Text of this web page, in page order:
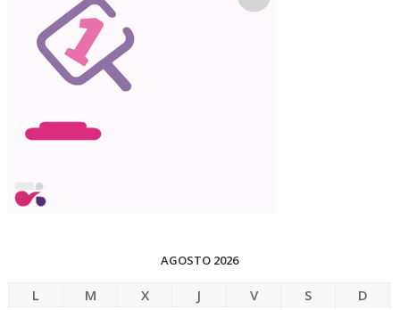
a
s
AGOSTO 2026
L M X J V S
D